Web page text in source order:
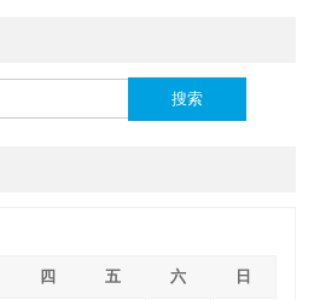
四 五 六
日